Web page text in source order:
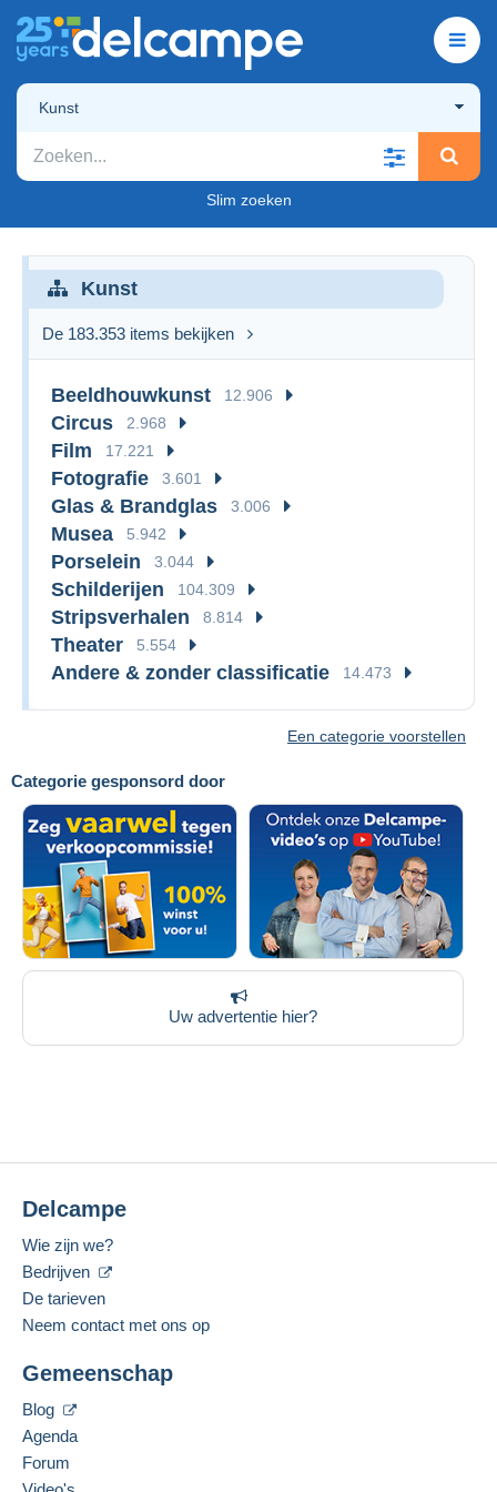
Kunst
Slim zoeken
Categorie gesponsord door
Uw advertentie hier?
Kunst
De 183.353 items bekijken
Beeldhouwkunst 12.906
Circus 2.968
Film 17.221
Fotografie 3.601
Glas & Brandglas 3.006
Musea 5.942
Porselein 3.044
Schilderijen 104.309
Stripsverhalen 8.814
Theater 5.554
Andere & zonder classificatie 14.473
Een categorie voorstellen
Delcampe
Wie zijn we?
Bedrijven
De tarieven
Neem contact met ons op
Gemeenschap
Blog
Agenda
Forum